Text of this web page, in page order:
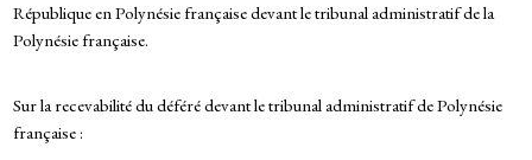
République en Polynésie française devant le tribunal administratif de la
Polynésie française.
Sur la recevabilité du déféré devant le tribunal administratif de Polynésie
française :